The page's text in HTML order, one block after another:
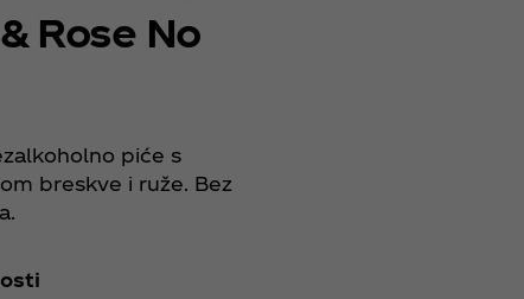
Rose No
piće s
breskve i ruže. Bez